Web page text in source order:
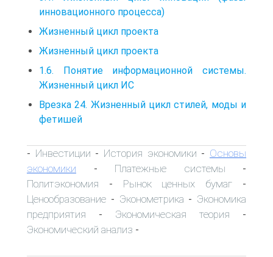
инновационного процесса)
Жизненный цикл проекта
Жизненный цикл проекта
1.6. Понятие информационной системы.
Жизненный цикл ИС
Врезка 24. Жизненный цикл стилей, моды и
фетишей
- Инвестиции - История экономики - Основы
экономики - Платежные системы -
Политэкономия - Рынок ценных бумаг -
Ценообразование - Эконометрика - Экономика
предприятия - Экономическая теория -
Экономический анализ -